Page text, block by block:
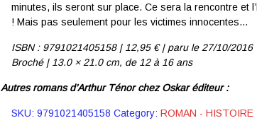
minutes, ils seront sur place. Ce sera la rencontre et
! Mais pas seulement pour les victimes innocentes…
ISBN : 9791021405158 | 12,95 € | paru le 27/10/2016
Broché | 13.0 × 21.0 cm, de 12 à 16 ans
Autres romans d’Arthur Ténor chez Oskar éditeur :
SKU: 9791021405158 Category: ROMAN - HISTOIRE